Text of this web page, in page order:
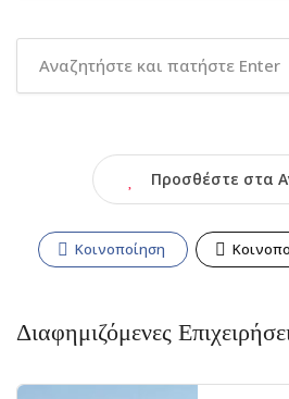
Προσθέστε στα
Κοινοποίηση
Διαφημιζόμενες